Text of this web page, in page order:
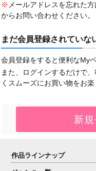
※ メールアドレスを忘れた
からお問い合わせください。
まだ会員登録されていな
会員登録をすると便利なMy
また、ログインするだけで
くスムーズにお買い物をお楽
作品ラインナップ